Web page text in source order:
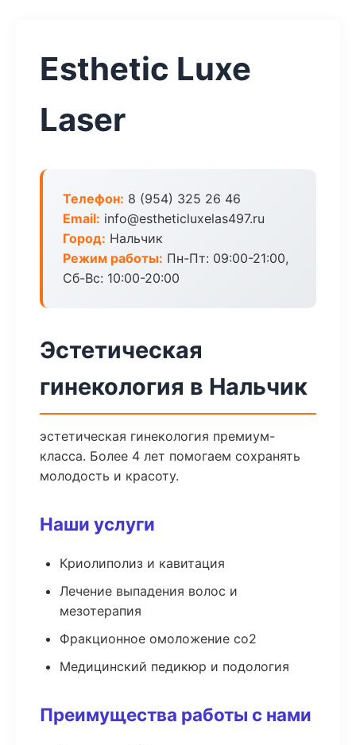
Esthetic Luxe
Laser
Телефон: 8 (954) 325 26 46
Email: info@estheticluxelas497.ru
Город: Нальчик
Режим работы: Пн-Пт: 09:00-21:00,
Сб-Вс: 10:00-20:00
Эстетическая
гинекология в Нальчик
эстетическая гинекология премиум-
класса. Более 4 лет помогаем сохранять
молодость и красоту.
Наши услуги
Криолиполиз и кавитация
Лечение выпадения волос и
мезотерапия
Фракционное омоложение co2
Медицинский педикюр и подология
Преимущества работы с нами